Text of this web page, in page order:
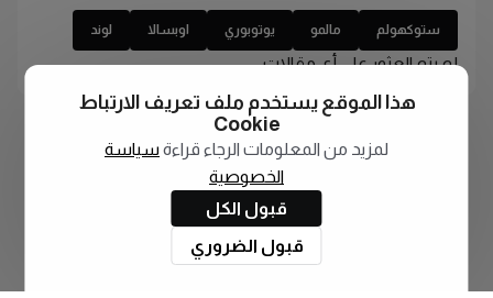
ستوكهولم مالمو يوتوبوري اوبسالا لوند
لم يتم العثور على أي مقالات
هذا الموقع يستخدم ملف تعريف الارتباط
Cookie
لمزيد من المعلومات الرجاء قراءة سياسة
الخصوصية
قبول الكل
قبول الضروري